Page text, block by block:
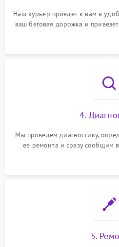
Наш курьер приедет к вам в
ваш беговая дорожка и
4.
Мы проведем диагностику,
ее ремонта и сразу сообщим
5.